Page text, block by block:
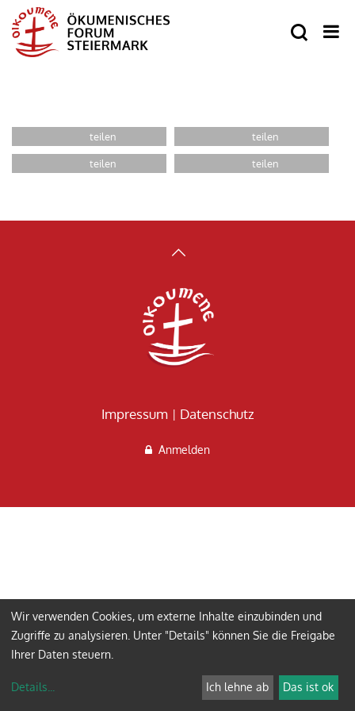
Impressum Datenschutz
Anmelden
Wir verwenden Cookies, um externe Inhalte einzubinden und
Zugriffe zu analysieren. Unter "Details" können Sie die Freigabe
Ihrer Daten steuern.
Details... Ich lehne ab Das ist ok